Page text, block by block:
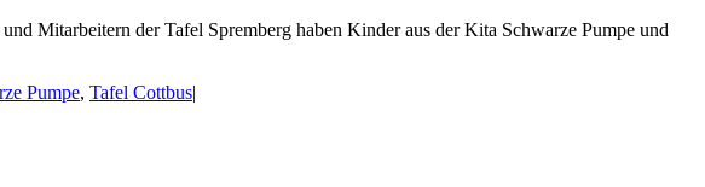
Mitarbeitern der Tafel Spremberg haben Kinder aus der Kita Schwarze Pumpe und
Pumpe, Tafel Cottbus|